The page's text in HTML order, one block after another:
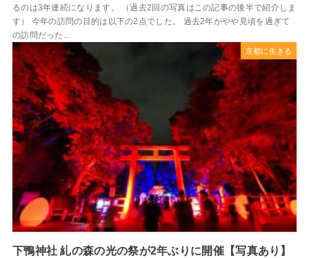
るのは3年連続になります。 （過去2回の写真はこの記事の後半で紹介しま
す） 今年の訪問の目的は以下の2点でした。 過去2年がやや見頃を過ぎて
の訪問だった...
京都に生きる
下鴨神社 糺の森の光の祭が2年ぶりに開催【写真あり】